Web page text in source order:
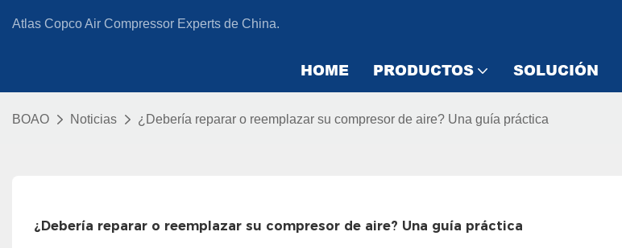
Atlas Copco Air Compressor Experts de China.
HOME PRODUCTOS SOLUCIÓN
BOAO Noticias ¿Debería reparar o reemplazar su compresor de aire? Una guía práctica
¿Debería reparar o reemplazar su compresor de aire? Una guía práctica